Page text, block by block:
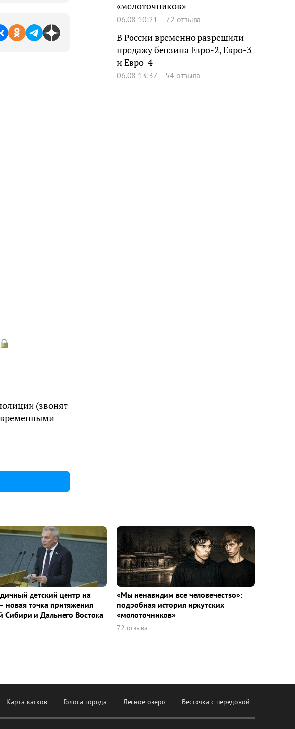
(звонят
«молоточников»
06.08 10:21 72 отзыва
В России временно разрешили
продажу бензина Евро-2, Евро-3
и Евро-4
06.08 13:37 54 отзыва
детский центр на
новая точка притяжения
Сибири и Дальнего Востока
«Мы ненавидим все человечество»:
подробная история иркутских
«молоточников»
72 отзыва
Карта катков Голоса города Лесное озеро Весточка с передовой